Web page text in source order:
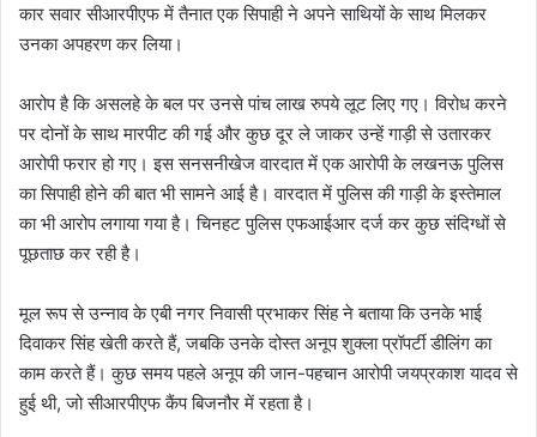
कार सवार सीआरपीएफ में तैनात एक सिपाही ने अपने साथियों के साथ मिलकर
उनका अपहरण कर लिया।
आरोप है कि असलहे के बल पर उनसे पांच लाख रुपये लूट लिए गए। विरोध करने
पर दोनों के साथ मारपीट की गई और कुछ दूर ले जाकर उन्हें गाड़ी से उतारकर
आरोपी फरार हो गए। इस सनसनीखेज वारदात में एक आरोपी के लखनऊ पुलिस
का सिपाही होने की बात भी सामने आई है। वारदात में पुलिस की गाड़ी के इस्तेमाल
का भी आरोप लगाया गया है। चिनहट पुलिस एफआईआर दर्ज कर कुछ संदिग्धों से
पूछताछ कर रही है।
मूल रूप से उन्नाव के एबी नगर निवासी प्रभाकर सिंह ने बताया कि उनके भाई
दिवाकर सिंह खेती करते हैं, जबकि उनके दोस्त अनूप शुक्ला प्रॉपर्टी डीलिंग का
काम करते हैं। कुछ समय पहले अनूप की जान-पहचान आरोपी जयप्रकाश यादव से
हुई थी, जो सीआरपीएफ कैंप बिजनौर में रहता है।